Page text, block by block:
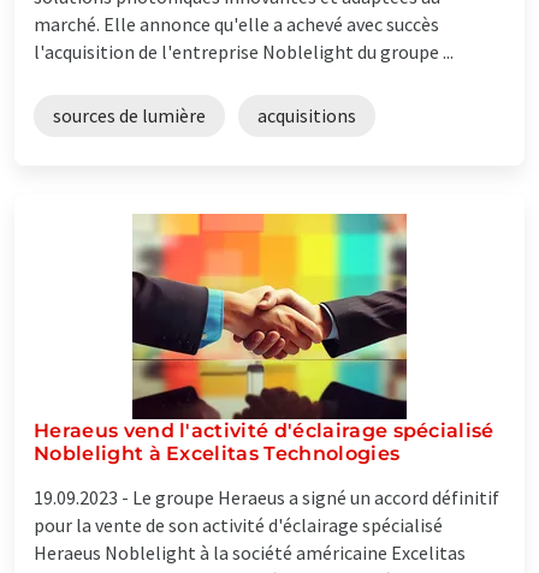
marché. Elle annonce qu'elle a achevé avec succès
l'acquisition de l'entreprise Noblelight du groupe ...
sources de lumière acquisitions
Heraeus vend l'activité d'éclairage spécialisé
Noblelight à Excelitas Technologies
19.09.2023 - Le groupe Heraeus a signé un accord définitif
pour la vente de son activité d'éclairage spécialisé
Heraeus Noblelight à la société américaine Excelitas